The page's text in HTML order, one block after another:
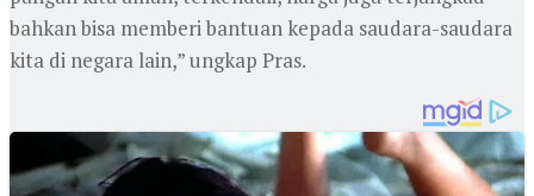
bahkan bisa memberi bantuan kepada saudara-saudara
kita di negara lain,” ungkap Pras.